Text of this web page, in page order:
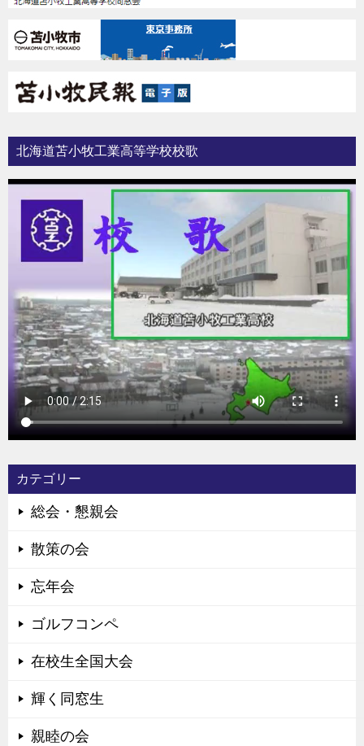
北海道苫小牧工業高等学校校歌
カテゴリー
総会・懇親会
散策の会
忘年会
ゴルフコンペ
在校生全国大会
輝く同窓生
親睦の会